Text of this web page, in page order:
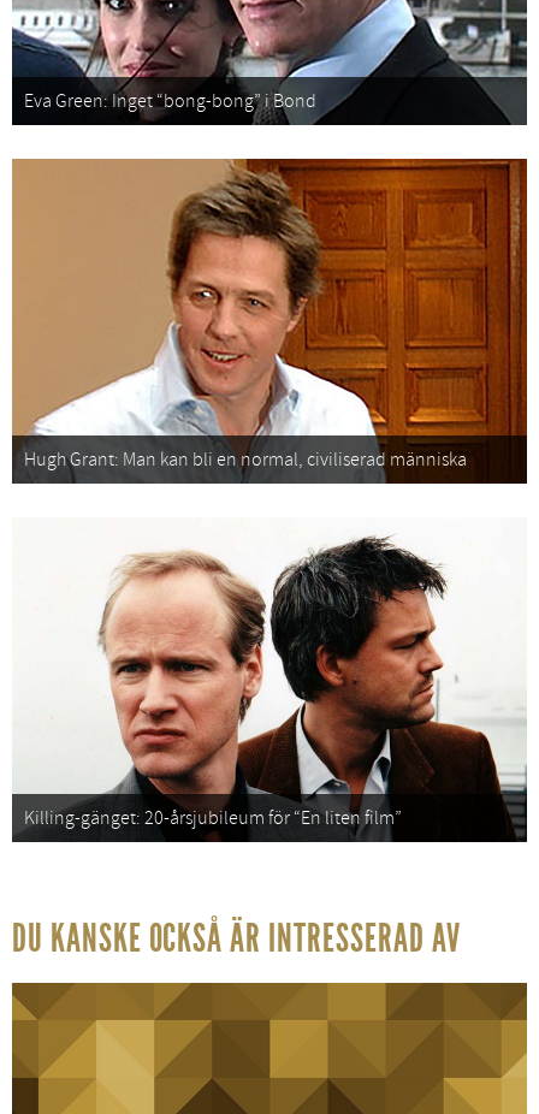
Eva Green: Inget “bong-bong” i Bond
Hugh Grant: Man kan bli en normal, civiliserad människa
Killing-gänget: 20-årsjubileum för “En liten film”
DU KANSKE OCKSÅ ÄR INTRESSERAD AV